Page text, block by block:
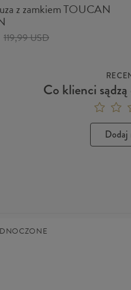
z zamkiem TOUCAN
119,99 USD
Co klienci
Dodaj